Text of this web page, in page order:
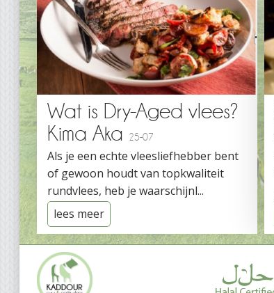
Wat is Dry-Aged vlees?
Kima Aka
25-07
Als je een echte vleesliefhebber bent
of gewoon houdt van topkwaliteit
rundvlees, heb je waarschijnl...
lees meer